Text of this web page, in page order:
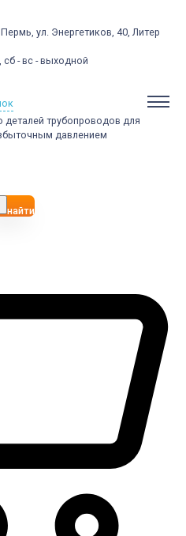
Пермь, ул. Энергетиков, 40, Литер
сб - вс - выходной
деталей трубопроводов для
давлением
найти